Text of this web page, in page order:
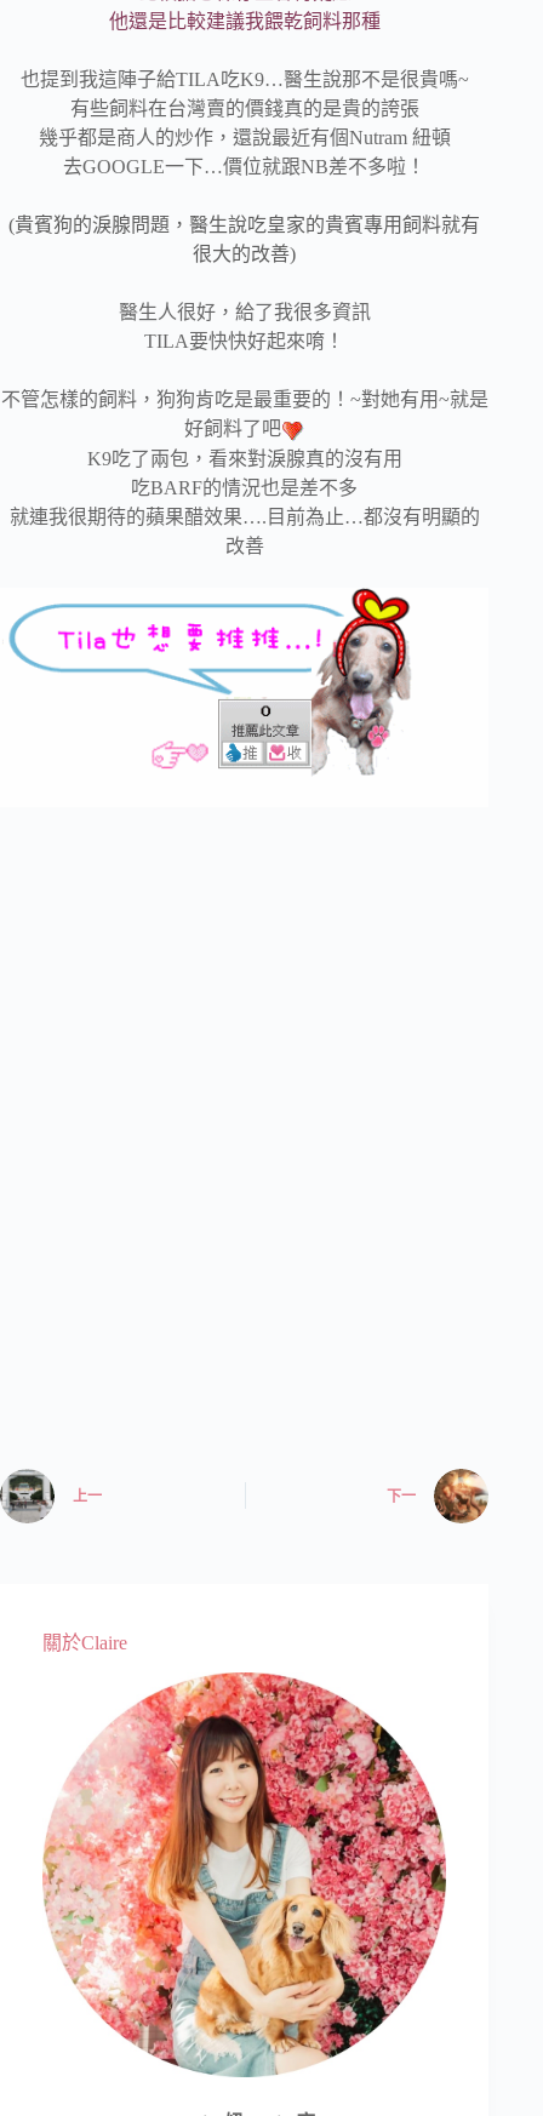
他還是比較建議我餵乾飼料那種
也提到我這陣子給TILA吃K9…醫生說那不是很貴嗎~
有些飼料在台灣賣的價錢真的是貴的誇張
幾乎都是商人的炒作，還說最近有個Nutram 紐頓
去GOOGLE一下…價位就跟NB差不多啦！
(貴賓狗的淚腺問題，醫生說吃皇家的貴賓專用飼料就有
很大的改善)
醫生人很好，給了我很多資訊
TILA要快快好起來唷！
不管怎樣的飼料，狗狗肯吃是最重要的！~對她有用~就是
好飼料了吧
K9吃了兩包，看來對淚腺真的沒有用
吃BARF的情況也是差不多
就連我很期待的蘋果醋效果….目前為止…都沒有明顯的
改善
上一 下一
關於Claire